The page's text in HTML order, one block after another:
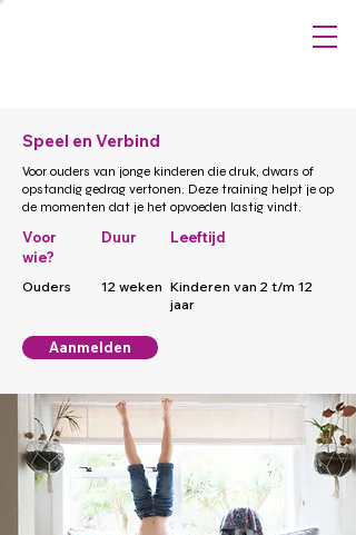
Speel en Verbind
Voor ouders van jonge kinderen die druk, dwars of
opstandig gedrag vertonen. Deze training helpt je op
de momenten dat je het opvoeden lastig vindt.
Voor
wie?
Duur Leeftijd
Ouders 12 weken Kinderen van 2 t/m 12
jaar
Aanmelden